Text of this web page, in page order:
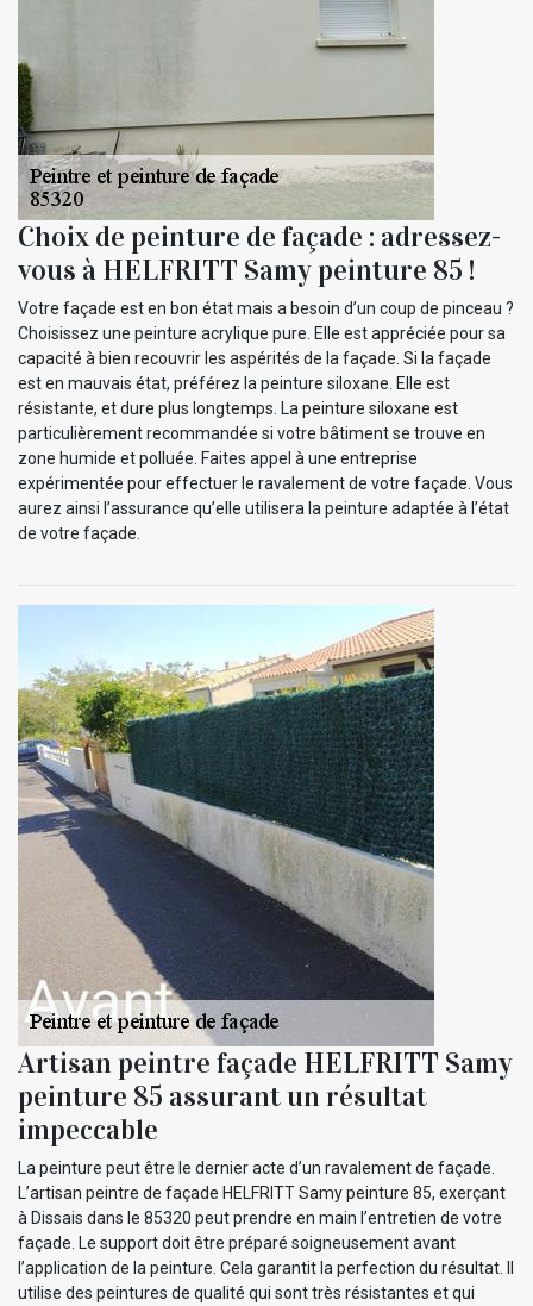
Choix de peinture de façade : adressez-
vous à HELFRITT Samy peinture 85 !
Votre façade est en bon état mais a besoin d’un coup de pinceau ?
Choisissez une peinture acrylique pure. Elle est appréciée pour sa
capacité à bien recouvrir les aspérités de la façade. Si la façade
est en mauvais état, préférez la peinture siloxane. Elle est
résistante, et dure plus longtemps. La peinture siloxane est
particulièrement recommandée si votre bâtiment se trouve en
zone humide et polluée. Faites appel à une entreprise
expérimentée pour effectuer le ravalement de votre façade. Vous
aurez ainsi l’assurance qu’elle utilisera la peinture adaptée à l’état
de votre façade.
Artisan peintre façade HELFRITT Samy
peinture 85 assurant un résultat
impeccable
La peinture peut être le dernier acte d’un ravalement de façade.
L’artisan peintre de façade HELFRITT Samy peinture 85, exerçant
à Dissais dans le 85320 peut prendre en main l’entretien de votre
façade. Le support doit être préparé soigneusement avant
l’application de la peinture. Cela garantit la perfection du résultat. Il
utilise des peintures de qualité qui sont très résistantes et qui